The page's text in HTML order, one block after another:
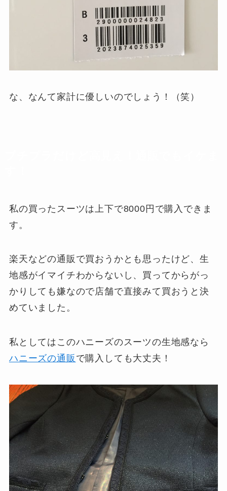
な、なんて家計に優しいのでしょう！（笑）
私の買ったスーツは上下で8000円で購入できま
す。
楽天などの通販で買おうかとも思ったけど、生
地感がイマイチわからないし、買ってからがっ
かりしても嫌なので店舗で直接みて買おうと決
めていました。
私としてはこのハニーズのスーツの生地感なら
ハニーズの通販 で購入しても大丈夫！